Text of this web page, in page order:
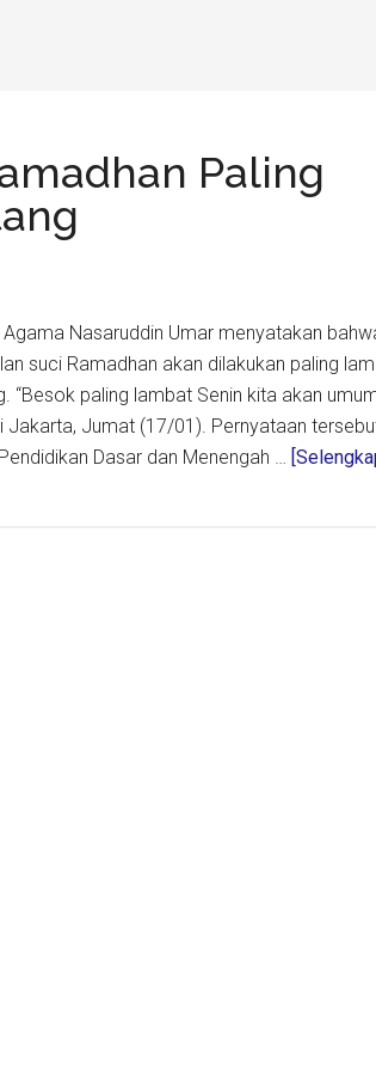
Paling
Nasaruddin Umar menyatakan
suci Ramadhan akan dilakukan paling
“Besok paling lambat Senin kita akan
Jakarta, Jumat (17/01). Pernyataan
Dasar dan Menengah …